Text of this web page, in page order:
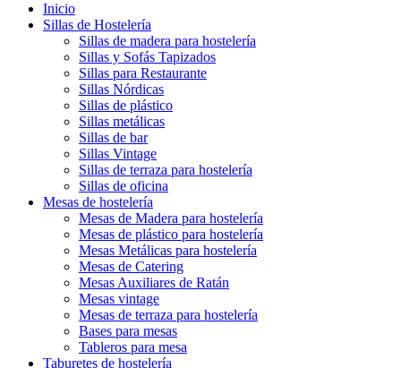
Inicio
Sillas de Hostelería
Sillas de madera para hostelería
Sillas y Sofás Tapizados
Sillas para Restaurante
Sillas Nórdicas
Sillas de plástico
Sillas metálicas
Sillas de bar
Sillas Vintage
Sillas de terraza para hostelería
Sillas de oficina
Mesas de hostelería
Mesas de Madera para hostelería
Mesas de plástico para hostelería
Mesas Metálicas para hostelería
Mesas de Catering
Mesas Auxiliares de Ratán
Mesas vintage
Mesas de terraza para hostelería
Bases para mesas
Tableros para mesa
Taburetes de hostelería